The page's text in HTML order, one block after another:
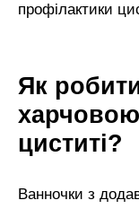
профілактики
Як
циститі?
Ванночки з